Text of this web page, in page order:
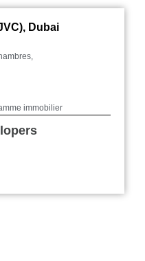
Dubai
immobilier